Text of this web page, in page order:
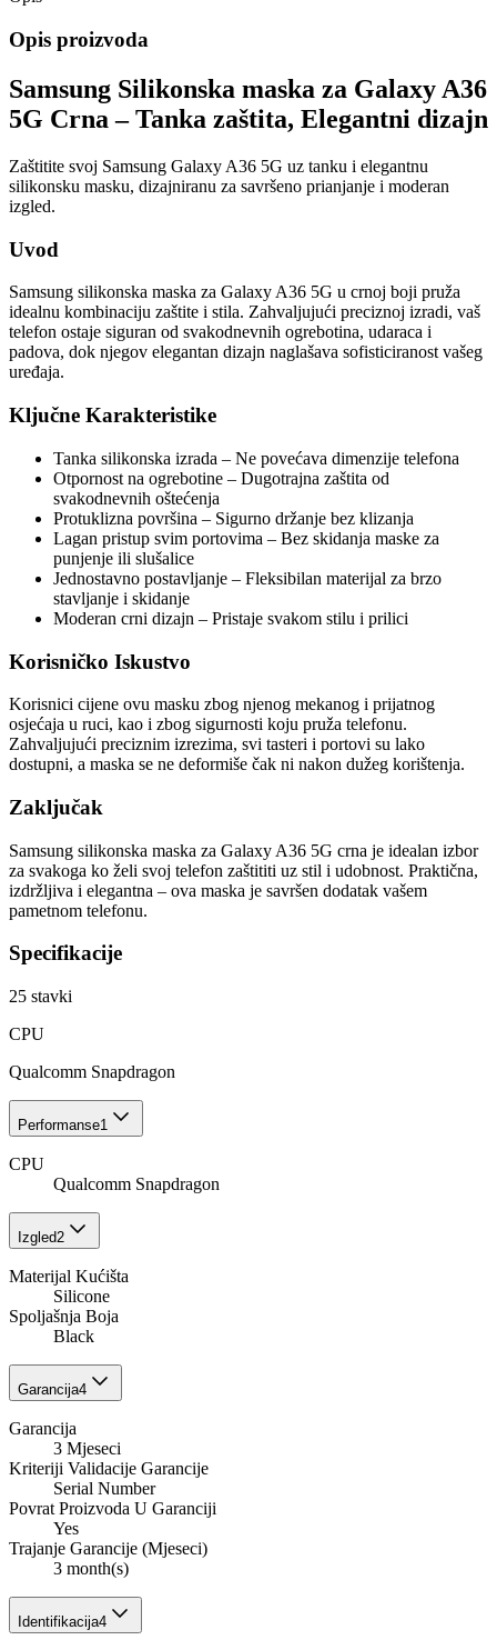
Opis proizvoda
Samsung Silikonska maska za Galaxy A36
5G Crna – Tanka zaštita, Elegantni dizajn
Zaštitite svoj Samsung Galaxy A36 5G uz tanku i elegantnu
silikonsku masku, dizajniranu za savršeno prianjanje i moderan
izgled.
Uvod
Samsung silikonska maska za Galaxy A36 5G u crnoj boji pruža
idealnu kombinaciju zaštite i stila. Zahvaljujući preciznoj izradi, vaš
telefon ostaje siguran od svakodnevnih ogrebotina, udaraca i
padova, dok njegov elegantan dizajn naglašava sofisticiranost vašeg
uređaja.
Ključne Karakteristike
Tanka silikonska izrada – Ne povećava dimenzije telefona
Otpornost na ogrebotine – Dugotrajna zaštita od
svakodnevnih oštećenja
Protuklizna površina – Sigurno držanje bez klizanja
Lagan pristup svim portovima – Bez skidanja maske za
punjenje ili slušalice
Jednostavno postavljanje – Fleksibilan materijal za brzo
stavljanje i skidanje
Moderan crni dizajn – Pristaje svakom stilu i prilici
Korisničko Iskustvo
Korisnici cijene ovu masku zbog njenog mekanog i prijatnog
osjećaja u ruci, kao i zbog sigurnosti koju pruža telefonu.
Zahvaljujući preciznim izrezima, svi tasteri i portovi su lako
dostupni, a maska se ne deformiše čak ni nakon dužeg korištenja.
Zaključak
Samsung silikonska maska za Galaxy A36 5G crna je idealan izbor
za svakoga ko želi svoj telefon zaštititi uz stil i udobnost. Praktična,
izdržljiva i elegantna – ova maska je savršen dodatak vašem
pametnom telefonu.
Specifikacije
25 stavki
CPU
Qualcomm Snapdragon
Performanse1
CPU
Qualcomm Snapdragon
Izgled2
Materijal Kućišta
Silicone
Spoljašnja Boja
Black
Garancija4
Garancija
3 Mjeseci
Kriteriji Validacije Garancije
Serial Number
Povrat Proizvoda U Garanciji
Yes
Trajanje Garancije (Mjeseci)
3 month(s)
Identifikacija4